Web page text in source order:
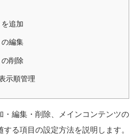
追加
の編集
の削除
示順管理
・編集・削除、メインコンテンツの
る項目の設定方法を説明します。